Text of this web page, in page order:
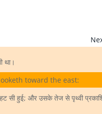
था।
toward the east:
सी हुई; और उसके तेज से पृथ्वी